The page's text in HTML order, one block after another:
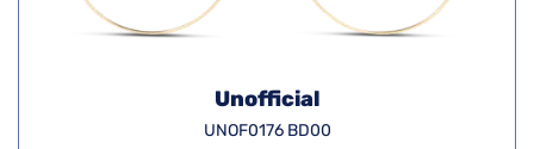
Unofficial
UNOF0176 BD00